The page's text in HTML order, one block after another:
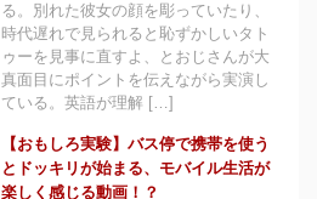
る。別れた彼女の顔を彫っていたり、
時代遅れで見られると恥ずかしいタト
ゥーを見事に直すよ、とおじさんが大
真面目にポイントを伝えながら実演し
ている。英語が理解 […]
【おもしろ実験】バス停で携帯を使う
とドッキリが始まる、モバイル生活が
楽しく感じる動画！？